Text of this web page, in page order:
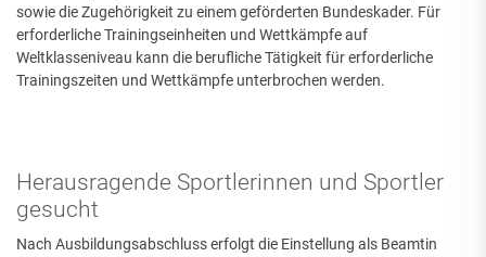
sowie die Zugehörigkeit zu einem geförderten Bundeskader. Für
erforderliche Trainingseinheiten und Wettkämpfe auf
Weltklasseniveau kann die berufliche Tätigkeit für erforderliche
Trainingszeiten und Wettkämpfe unterbrochen werden.
Herausragende Sportlerinnen und Sportler
gesucht
Nach Ausbildungsabschluss erfolgt die Einstellung als Beamtin